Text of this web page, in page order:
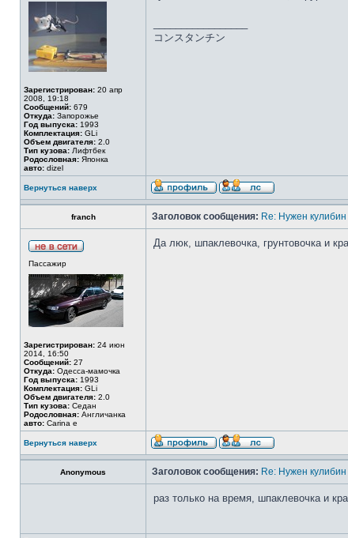
Зарегистрирован: 20 апр
2008, 19:18
Сообщений: 679
Откуда: Запорожье
Год выпуска: 1993
Комплектация: GLi
Объем двигателя: 2.0
Тип кузова: Лифтбек
Родословная: Японка
авто: dizel
コンスタンチン
Вернуться наверх
franch Заголовок сообщения: Re: Нужен кулибин
Пассажир
Зарегистрирован: 24 июн
2014, 16:50
Сообщений: 27
Откуда: Одесса-мамочка
Год выпуска: 1993
Комплектация: GLi
Объем двигателя: 2.0
Тип кузова: Седан
Родословная: Англичанка
авто: Carina e
Да люк, шпаклевочка, грунтовочка и
Вернуться наверх
Anonymous Заголовок сообщения: Re: Нужен кулибин
раз только на время, шпаклевочка и